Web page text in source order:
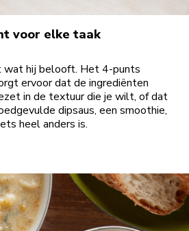
voor elke taak
wat hij belooft. Het 4-punts
ervoor dat de ingrediënten
in de textuur die je wilt, of dat
dipsaus, een smoothie,
heel anders is.